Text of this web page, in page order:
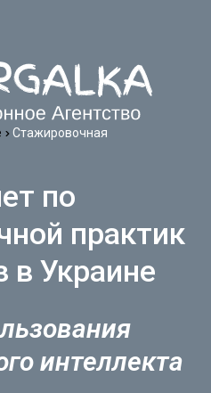
по
практик
в Украине
интеллекта
Стажировочная